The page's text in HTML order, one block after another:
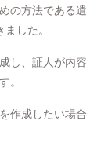
の方法である遺
した。
し、証人が内容
。
作成したい場合